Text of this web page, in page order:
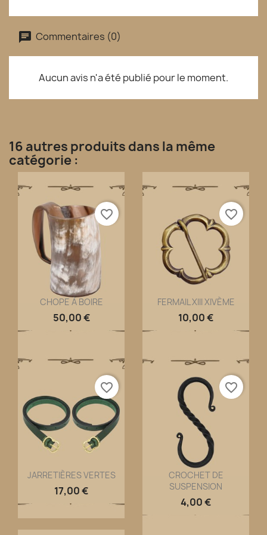
Commentaires (0)
Aucun avis n'a été publié pour le moment.
16 autres produits dans la même
catégorie :
Aperçu rapide
CHOPE À BOIRE
50,00 €
favorite_border
Aperçu rapide
FERMAIL XIII XIVÈME
10,00 €
favorite_border
Aperçu rapide
JARRETIÈRES VERTES
17,00 €
favorite_border
Aperçu rapide
CROCHET DE
SUSPENSION
4,00 €
favorite_border